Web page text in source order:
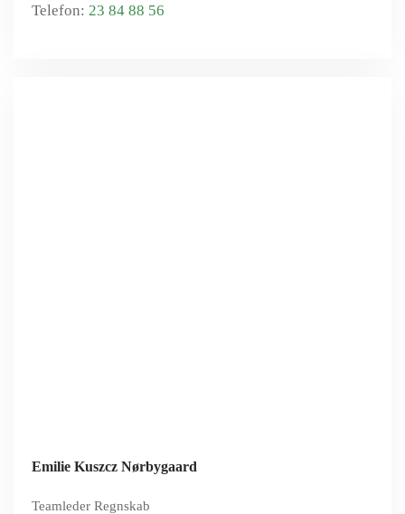
23 84 88 56
Emilie Kuszcz Nørbygaard
Teamleder Regnskab